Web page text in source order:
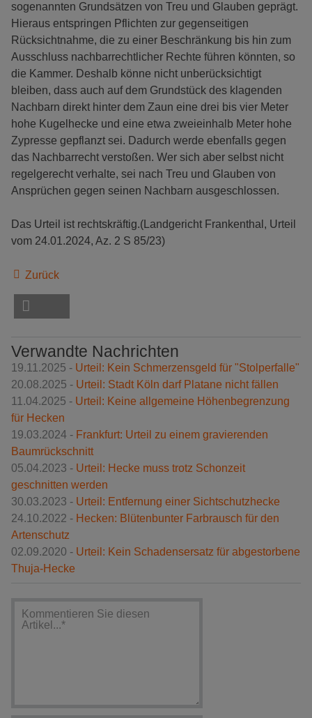
sogenannten Grundsätzen von Treu und Glauben geprägt.
Hieraus entspringen Pflichten zur gegenseitigen
Rücksichtnahme, die zu einer Beschränkung bis hin zum
Ausschluss nachbarrechtlicher Rechte führen könnten, so
die Kammer. Deshalb könne nicht unberücksichtigt
bleiben, dass auch auf dem Grundstück des klagenden
Nachbarn direkt hinter dem Zaun eine drei bis vier Meter
hohe Kugelhecke und eine etwa zweieinhalb Meter hohe
Zypresse gepflanzt sei. Dadurch werde ebenfalls gegen
das Nachbarrecht verstoßen. Wer sich aber selbst nicht
regelgerecht verhalte, sei nach Treu und Glauben von
Ansprüchen gegen seinen Nachbarn ausgeschlossen.
Das Urteil ist rechtskräftig.(Landgericht Frankenthal, Urteil
vom 24.01.2024, Az. 2 S 85/23)
Zurück
Verwandte Nachrichten
19.11.2025 - Urteil: Kein Schmerzensgeld für "Stolperfalle"
20.08.2025 - Urteil: Stadt Köln darf Platane nicht fällen
11.04.2025 - Urteil: Keine allgemeine Höhenbegrenzung
für Hecken
19.03.2024 - Frankfurt: Urteil zu einem gravierenden
Baumrückschnitt
05.04.2023 - Urteil: Hecke muss trotz Schonzeit
geschnitten werden
30.03.2023 - Urteil: Entfernung einer Sichtschutzhecke
24.10.2022 - Hecken: Blütenbunter Farbrausch für den
Artenschutz
02.09.2020 - Urteil: Kein Schadensersatz für abgestorbene
Thuja-Hecke